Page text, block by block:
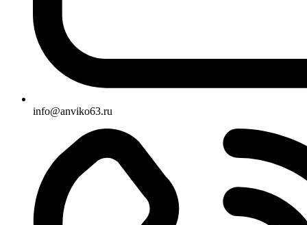
info@anviko63.ru